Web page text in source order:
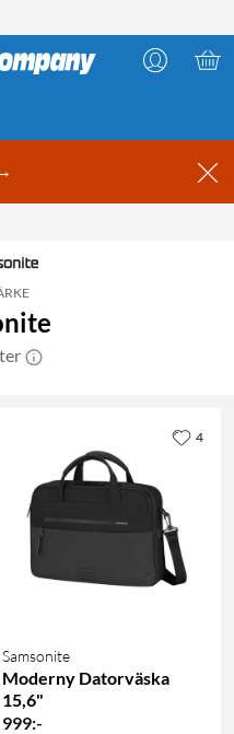
Samsonite
Moderny Datorväska
15,6"
999:-
4